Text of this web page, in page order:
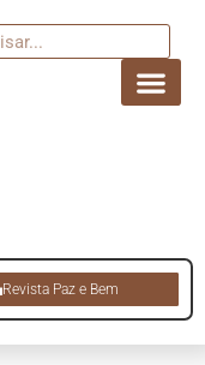
Revista Paz e Bem